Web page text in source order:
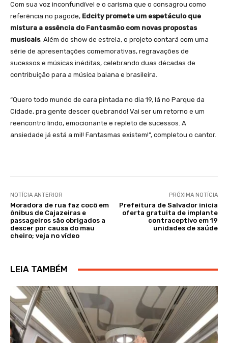
Com sua voz inconfundível e o carisma que o consagrou como
referência no pagode, Edcity promete um espetáculo que
mistura a essência do Fantasmão com novas propostas
musicais. Além do show de estreia, o projeto contará com uma
série de apresentações comemorativas, regravações de
sucessos e músicas inéditas, celebrando duas décadas de
contribuição para a música baiana e brasileira.
“Quero todo mundo de cara pintada no dia 19, lá no Parque da
Cidade, pra gente descer quebrando! Vai ser um retorno e um
reencontro lindo, emocionante e repleto de sucessos. A
ansiedade já está a mil! Fantasmas existem!”, completou o cantor.
NOTÍCIA ANTERIOR
Moradora de rua faz cocô em
ônibus de Cajazeiras e
passageiros são obrigados a
descer por causa do mau
cheiro; veja no vídeo
PRÓXIMA NOTÍCIA
Prefeitura de Salvador inicia
oferta gratuita de implante
contraceptivo em 19
unidades de saúde
LEIA TAMBÉM